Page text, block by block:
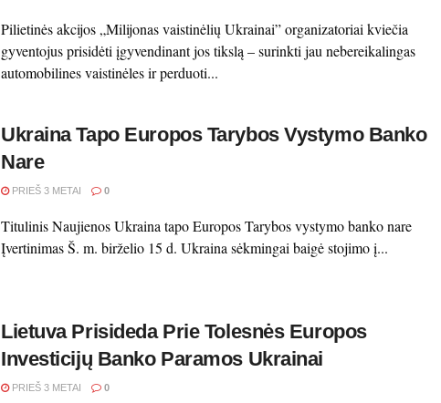
Pilietinės akcijos „Milijonas vaistinėlių Ukrainai” organizatoriai kviečia
gyventojus prisidėti įgyvendinant jos tikslą – surinkti jau nebereikalingas
automobilines vaistinėles ir perduoti...
Ukraina Tapo Europos Tarybos Vystymo Banko
Nare
PRIEŠ 3 METAI 0
Titulinis Naujienos Ukraina tapo Europos Tarybos vystymo banko nare
Įvertinimas Š. m. birželio 15 d. Ukraina sėkmingai baigė stojimo į...
Lietuva Prisideda Prie Tolesnės Europos
Investicijų Banko Paramos Ukrainai
PRIEŠ 3 METAI 0